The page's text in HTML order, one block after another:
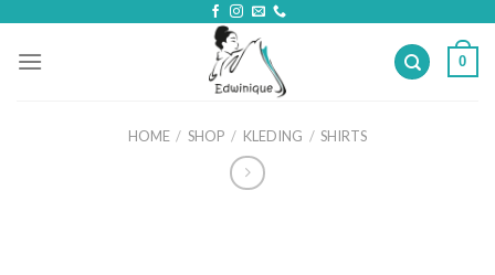
content
0
HOME / SHOP / KLEDING / SHIRTS